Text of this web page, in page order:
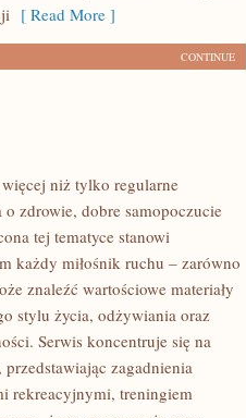
[ Read More ]
CONTINUE
niż tylko regularne
zdrowie, dobre samopoczucie
tej tematyce stanowi
każdy miłośnik ruchu – zarówno
znaleźć wartościowe materiały
stylu życia, odżywiania oraz
Serwis koncentruje się na
zagadnienia
rekreacyjnymi, treningiem